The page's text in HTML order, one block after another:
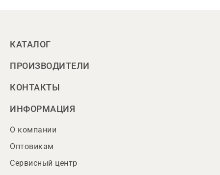
КАТАЛОГ
ПРОИЗВОДИТЕЛИ
КОНТАКТЫ
ИНФОРМАЦИЯ
О компании
Оптовикам
Сервисный центр